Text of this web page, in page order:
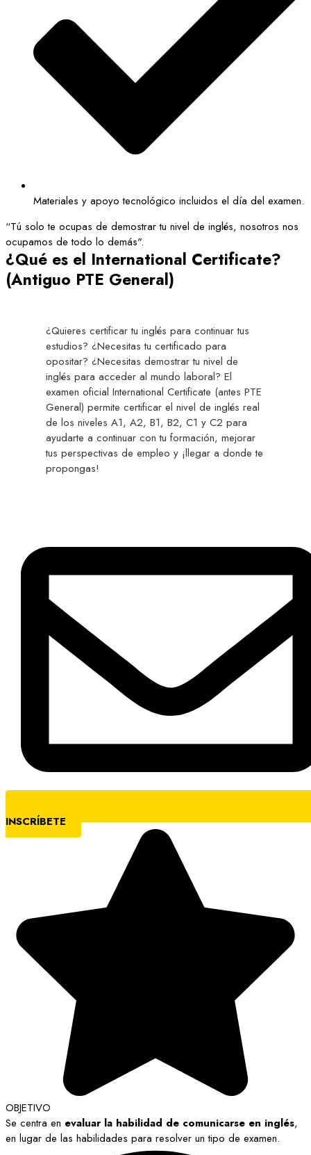
Materiales y apoyo tecnológico incluidos el día del examen.
“Tú solo te ocupas de demostrar tu nivel de inglés, nosotros nos
ocupamos de todo lo demás".
¿Qué es el International Certificate?
(Antiguo PTE General)
¿Quieres certificar tu inglés para continuar tus
estudios? ¿Necesitas tu certificado para
opositar? ¿Necesitas demostrar tu nivel de
inglés para acceder al mundo laboral? El
examen oficial International Certificate (antes PTE
General) permite certificar el nivel de inglés real
de los niveles A1, A2, B1, B2, C1 y C2 para
ayudarte a continuar con tu formación, mejorar
tus perspectivas de empleo y ¡llegar a donde te
propongas!
INSCRÍBETE
OBJETIVO
Se centra en evaluar la habilidad de comunicarse en inglés,
en lugar de las habilidades para resolver un tipo de examen.